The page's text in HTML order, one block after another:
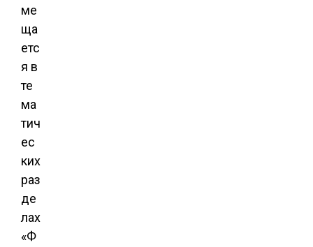
ме
ща
етс
я в
те
ма
тич
ес
ких
раз
де
лах
«Ф